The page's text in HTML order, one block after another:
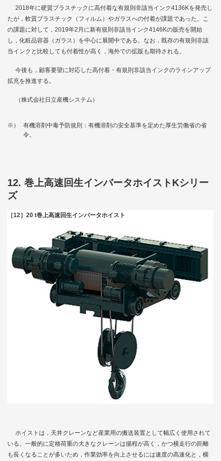
2018年に硬質プラスチックに高付着な有規則非該当インク4136Kを発売し
たが，軟質プラスチック（フィルム）やガラスへの付着が課題であった。こ
の課題に対して，2019年2月に新有規則非該当インク4146Kの販売を開始
し，化粧品容器（ガラス）を中心に展開中である。なお，既存の有規則非該
当インクと比較しても付着性が高く，海外での拡販も期待される。
今後も，顧客要望に対応した高付着・有規則非該当インクのラインアップ
拡充を推進する。
（株式会社日立産機システム）
※）
有機溶剤中毒予防規則：有機溶剤の安全基準を定めた厚生労働省の省
令。
12. 巻上高速回生インバータホイストKシリー
ズ
［12］20 t巻上高速回生インバータホイスト
ホイストは，天井クレーンなど産業用の搬送装置として幅広く使用されて
いる。一般的に定格荷重の大きなクレーンは揚程が高く，かつ横走行の距離
も長くなることが多いため，作業効率を向上させるには速度の高速化と，横